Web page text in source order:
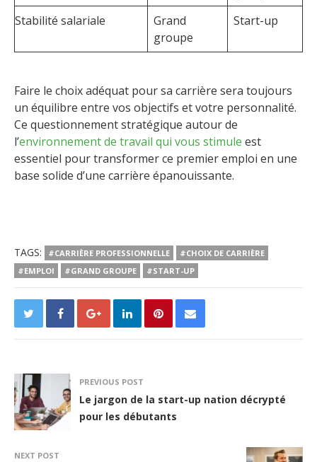
Stabilité salariale
Grand
groupe
Start-up
Faire le choix adéquat pour sa carrière sera toujours
un équilibre entre vos objectifs et votre personnalité.
Ce questionnement stratégique autour de
l’environnement de travail qui vous stimule est
essentiel pour transformer ce premier emploi en une
base solide d’une carrière épanouissante.
TAGS: #CARRIÈRE PROFESSIONNELLE
#CHOIX DE CARRIÈRE
#EMPLOI
#GRAND GROUPE #START-UP
PREVIOUS POST
Le jargon de la start-up nation décrypté
pour les débutants
NEXT POST